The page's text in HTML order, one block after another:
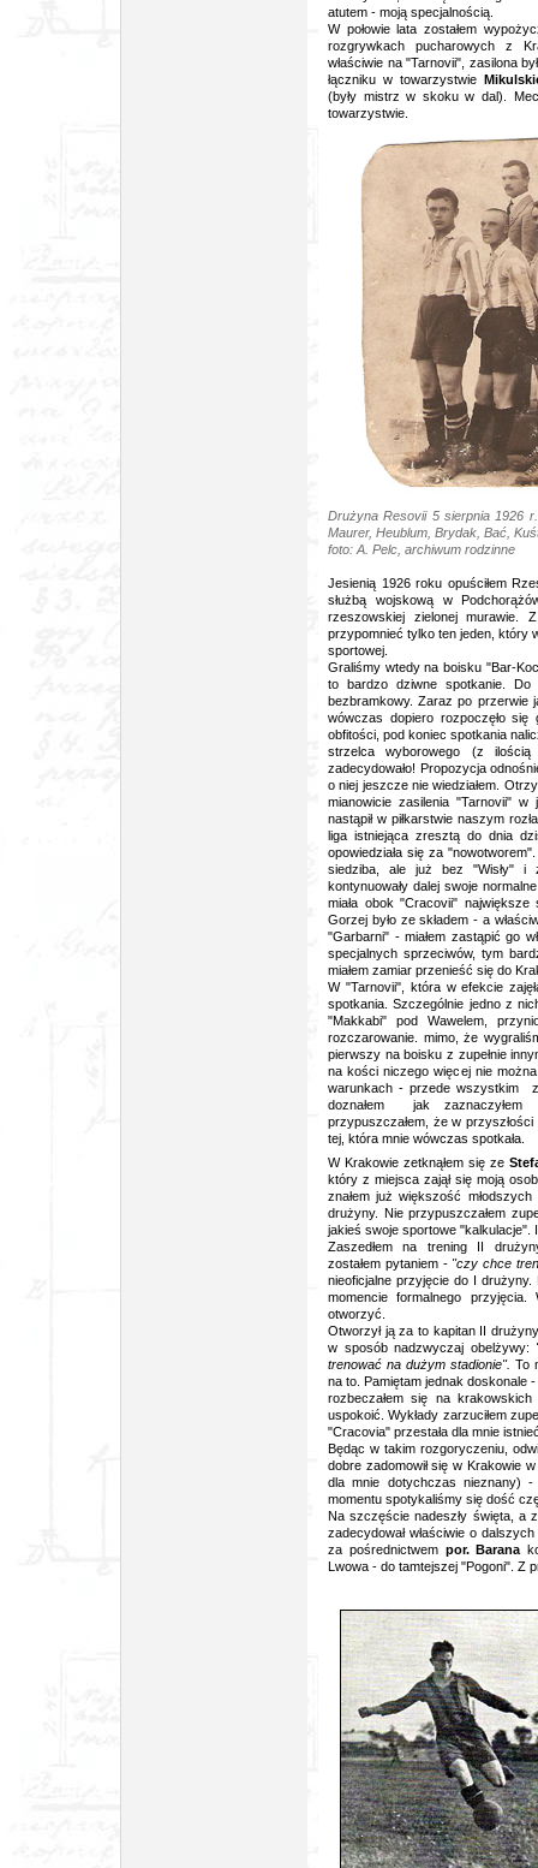
atutem - moją specjalnością.
W połowie lata zostałem
rozgrywkach pucharowych z
właściwie na "Tarnovii", zasilona
łączniku w towarzystwie
(były mistrz w skoku w dal).
towarzystwie.
Drużyna Resovii 5 sierpnia 1926
Maurer, Heublum, Brydak, Bać,
foto: A. Pelc, archiwum rodzinne
Jesienią 1926 roku opuściłem
służbą wojskową w
rzeszowskiej zielonej murawie.
przypomnieć tylko ten jeden, który
sportowej.
Graliśmy wtedy na boisku "Bar-
to bardzo dziwne spotkanie.
bezbramkowy. Zaraz po przerwie
wówczas dopiero rozpoczęło
obfitości, pod koniec spotkania
strzelca wyborowego (z
zadecydowało! Propozycja
o niej jeszcze nie wiedziałem.
mianowicie zasilenia "Tarnovii"
nastąpił w piłkarstwie naszym
liga istniejąca zresztą do dnia
opowiedziała się za
siedziba, ale już bez "Wisły" i
kontynuowały dalej swoje
miała obok "Cracovii"
Gorzej było ze składem - a
"Garbarni" - miałem zastąpić go
specjalnych sprzeciwów, tym
miałem zamiar przenieść się do
W "Tarnovii", która w efekcie
spotkania. Szczególnie jedno z
"Makkabi" pod Wawelem,
rozczarowanie. mimo, że
pierwszy na boisku z zupełnie
na kości niczego więcej nie
warunkach - przede wszystkim
doznałem jak zaznaczyłem
przypuszczałem, że w
tej, która mnie wówczas spotkała.
W Krakowie zetknąłem się ze
który z miejsca zajął się moją
znałem już większość
drużyny. Nie przypuszczałem
jakieś swoje sportowe "kalkulacje".
Zaszedłem na trening II
zostałem pytaniem - "czy chce
nieoficjalne przyjęcie do I drużyny.
momencie formalnego
otworzyć.
Otworzył ją za to kapitan II
w sposób nadzwyczaj obelżywy:
trenować na dużym stadionie". To
na to. Pamiętam jednak doskonale
rozbeczałem się na
uspokoić. Wykłady zarzuciłem
"Cracovia" przestała dla mnie
Będąc w takim rozgoryczeniu,
dobre zadomowił się w Krakowie
dla mnie dotychczas nieznany)
momentu spotykaliśmy się dość
Na szczęście nadeszły święta, a
zadecydował właściwie o
za pośrednictwem por. Barana
Lwowa - do tamtejszej "Pogoni". Z